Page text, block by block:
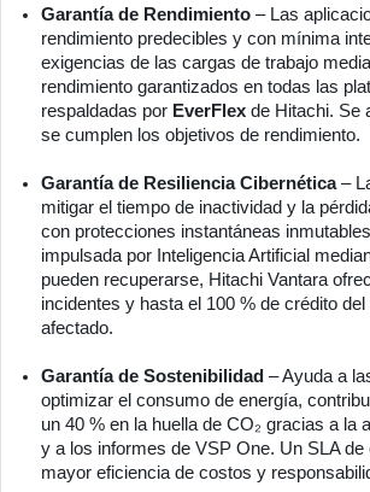
Garantía de Rendimiento– Las
rendimiento predecibles y con mínima
exigencias de las cargas de trabajo
rendimiento garantizados en todas las
respaldadas por EverFlexde Hitachi. Se
se cumplen los objetivos de rendimiento.
Garantía de Resiliencia Cibernética–
mitigar el tiempo de inactividad y la
con protecciones instantáneas
impulsada por Inteligencia Artificial
pueden recuperarse, Hitachi Vantara
incidentes y hasta el 100 % de crédito
afectado.
Garantía de Sostenibilidad – Ayuda a
optimizar el consumo de energía,
un 40 % en la huella de CO₂ gracias a la
y a los informes de VSP One. Un SLA
mayor eficiencia de costos y